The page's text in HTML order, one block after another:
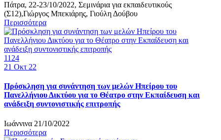
Πάτρα, 22-23/10/2022, Σεμινάρια για εκπαιδευτικούς
(Σ12),Γιώργος Μπεκιάρης, Γιούλη Δούβου
Περισσότερα
1124
21 Οκτ 22
Πρόσκληση για συνάντηση των μελών Ηπείρου του
Πανελλήνιου Δικτύου για το Θέατρο στην Εκπαίδευση και
ανάδειξη συντονιστικής επιτροπής
Ιωάννινα 21/10/2022
Περισσότερα